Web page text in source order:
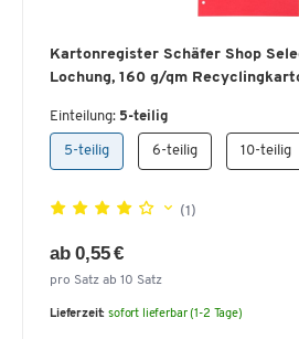
Kartonregister Schäfer Shop
Lochung, 160 g/qm
Einteilung: 5-teilig
5-teilig 6-teilig 10-teilig
(1)
ab 0,55 €
pro Satz ab 10 Satz
Lieferzeit: sofort lieferbar (1-2 Tage)